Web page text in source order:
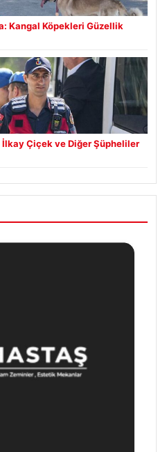
Kangal Köpekleri Güzellik
İlkay Çiçek ve Diğer Şüpheliler